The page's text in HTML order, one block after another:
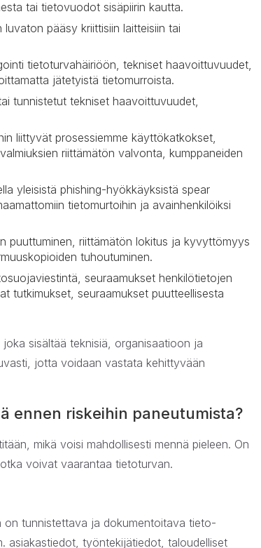
tai tietovuodot sisäpiirin kautta.
pääsy kriittisiin laitteisiin tai
tietoturvahäiriöön, tekniset haavoittuvuudet,
jätetyistä tietomurroista.
tunnistetut tekniset haavoittuvuudet,
liittyvät prosessiemme käyttökatkokset,
riittämätön valvonta, kumppaneiden
yleisistä phishing-hyökkäyksistä spear
tietomurtoihin ja avainhenkilöiksi
puuttuminen, riittämätön lokitus ja kyvyttömyys
tuhoutuminen.
seuraamukset henkilötietojen
tutkimukset, seuraamukset puutteellisesta
sisältää teknisiä, organisaatioon ja
jotta voidaan vastata kehittyvään
ennen riskeihin paneutumista?
mikä voisi mahdollisesti mennä pieleen. On
voivat vaarantaa tietoturvan.
on tunnistettava ja dokumentoitava tieto-
asiakastiedot, työntekijätiedot, taloudelliset